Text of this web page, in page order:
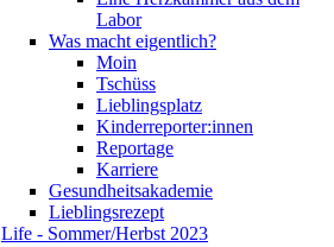
Labor
Was macht eigentlich?
Moin
Tschüss
Lieblingsplatz
Kinderreporter:innen
Reportage
Karriere
Gesundheitsakademie
Lieblingsrezept
Life - Sommer/Herbst 2023